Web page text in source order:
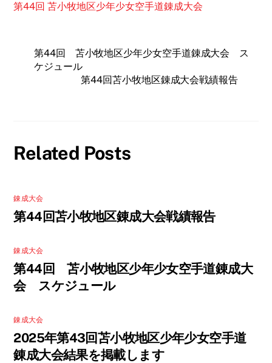
第44回 苫小牧地区少年少女空手道錬成大会
第44回 苫小牧地区少年少女空手道錬成大会 ス
ケジュール
第44回苫小牧地区錬成大会戦績報告
Related Posts
錬成大会
第44回苫小牧地区錬成大会戦績報告
錬成大会
第44回 苫小牧地区少年少女空手道錬成大
会 スケジュール
錬成大会
2025年第43回苫小牧地区少年少女空手道
錬成大会結果を掲載します